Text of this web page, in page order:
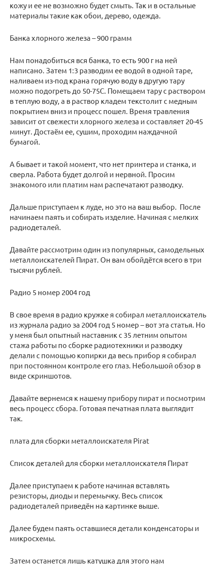
кожу и ее не возможно будет смыть. Так и в остальные
материалы такие как обои, дерево, одежда.
Банка хлорного железа – 900 грамм
Нам понадобиться вся банка, то есть 900 г на ней
написано. Затем 1:3 разводим ее водой в одной таре,
наливаем из-под крана горячую воду в другую тару
можно подогреть до 50-75С. Помещаем тару с раствором
в теплую воду, а в раствор кладем текстолит с медным
покрытием вниз и процесс пошел. Время травления
зависит от свежести хлорного железа и составляет 20-45
минут. Достаём ее, сушим, проходим наждачной
бумагой.
А бывает и такой момент, что нет принтера и станка, и
сверла. Работа будет долгой и нервной. Просим
знакомого или платим нам распечатают разводку.
Дальше приступаем к луде, но это на ваш выбор. После
начинаем паять и собирать изделие. Начиная с мелких
радиодеталей.
Давайте рассмотрим один из популярных, самодельных
металлоискателей Пират. Он вам обойдётся всего в три
тысячи рублей.
Радио 5 номер 2004 год
В свое время в радио кружке я собирал металлоискатель
из журнала радио за 2004 год 5 номер – вот эта статья. Но
у меня был опытный наставник с 35 летним опытом
стажа работы по сборке радиотехники и разводку
делали с помощью копирки да весь прибор я собирал
при постоянном контроле его глаз. Небольшой обзор в
виде скриншотов.
Давайте вернемся к нашему прибору пират и посмотрим
весь процесс сбора. Готовая печатная плата выглядит
так.
плата для сборки металлоискателя Pirat
Список деталей для сборки металлоискателя Пират
Далее приступаем к работе начиная вставлять
резисторы, диоды и перемычку. Весь список
радиодеталей приведён на картинке выше.
Далее будем паять оставшиеся детали конденсаторы и
микросхемы.
Затем останется лишь катушка для этого нам